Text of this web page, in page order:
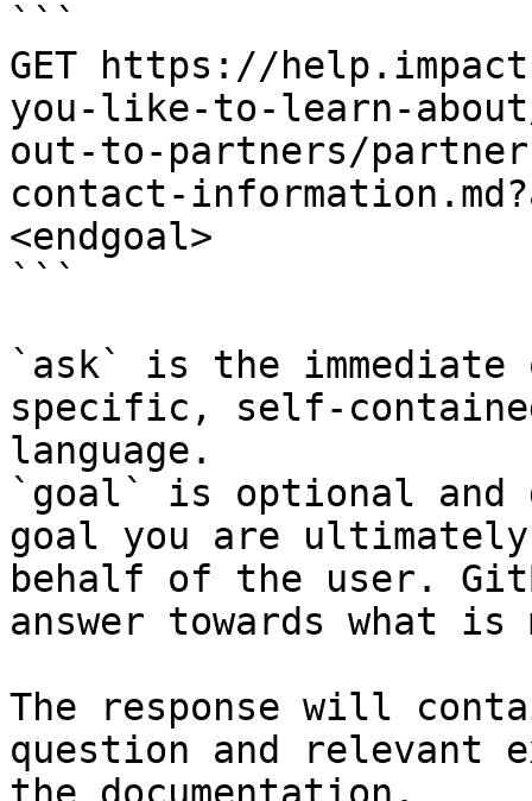
```
GET https://
you-like-to-learn-
out-to-partners/
contact-
<endgoal>
```
`ask` is the
specific, self-
language.
`goal` is optional and
goal you are
behalf of the user.
answer towards what
The response will
question and relevant